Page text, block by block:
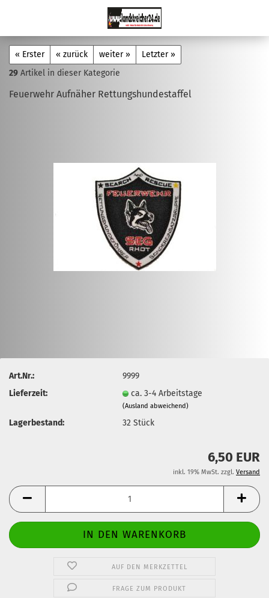
« Erster « zurück weiter »
Letzter »
29 Artikel in dieser Kategorie
Feuerwehr Aufnäher Rettungshundestaffel
Art.Nr.:
9999
Lieferzeit:
ca. 3-4 Arbeitstage
(Ausland abweichend)
Lagerbestand: 32Stück
6,50 EUR
inkl. 19% MwSt. zzgl. Versand
AUF DEN MERKZETTEL
FRAGE ZUM PRODUKT